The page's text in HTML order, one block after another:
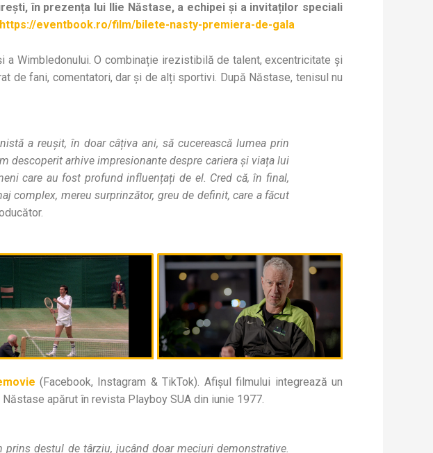
în prezența lui Ilie Năstase, a echipei și a invitaților speciali
https://eventbook.ro/film/bilete-nasty-premiera-de-gala
a Wimbledonului. O combinație irezistibilă de talent, excentricitate și
de fani, comentatori, dar și de alți sportivi. După Năstase, tenisul nu
a reușit, în doar câțiva ani, să cucerească lumea prin
descoperit arhive impresionante despre cariera și viața lui
care au fost profund influențați de el. Cred că, în final,
complex, mereu surprinzător, greu de definit, care a făcut
(Facebook, Instagram & TikTok). Afișul filmului integrează un
apărut în revista Playboy SUA din iunie 1977.
destul de târziu, jucând doar meciuri demonstrative.